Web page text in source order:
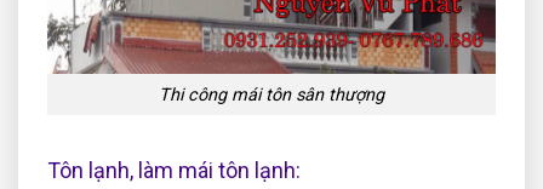
Thi công mái tôn sân thượng
Tôn lạnh, làm mái tôn lạnh: